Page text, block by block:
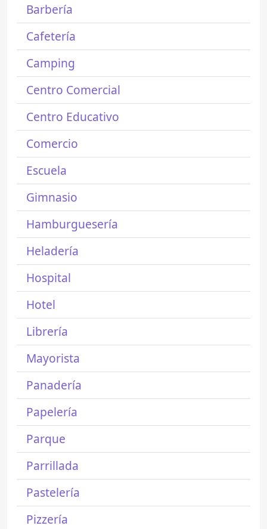
Barbería
Cafetería
Camping
Centro Comercial
Centro Educativo
Comercio
Escuela
Gimnasio
Hamburguesería
Heladería
Hospital
Hotel
Librería
Mayorista
Panadería
Papelería
Parque
Parrillada
Pastelería
Pizzería